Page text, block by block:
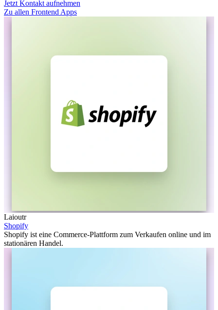
Jetzt Kontakt aufnehmen
Zu allen Frontend Apps
Laioutr
Shopify
Shopify ist eine Commerce-Plattform zum Verkaufen online und im
stationären Handel.